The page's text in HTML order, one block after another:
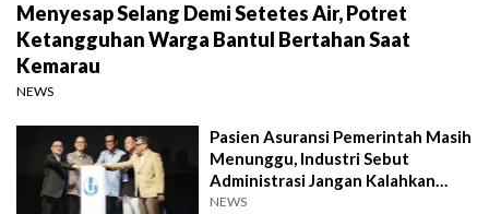
Menyesap Selang Demi Setetes Air, Potret
Ketangguhan Warga Bantul Bertahan Saat
Kemarau
NEWS
Pasien Asuransi Pemerintah Masih
Menunggu, Industri Sebut
Administrasi Jangan Kalahkan
Kemanusiaan
NEWS